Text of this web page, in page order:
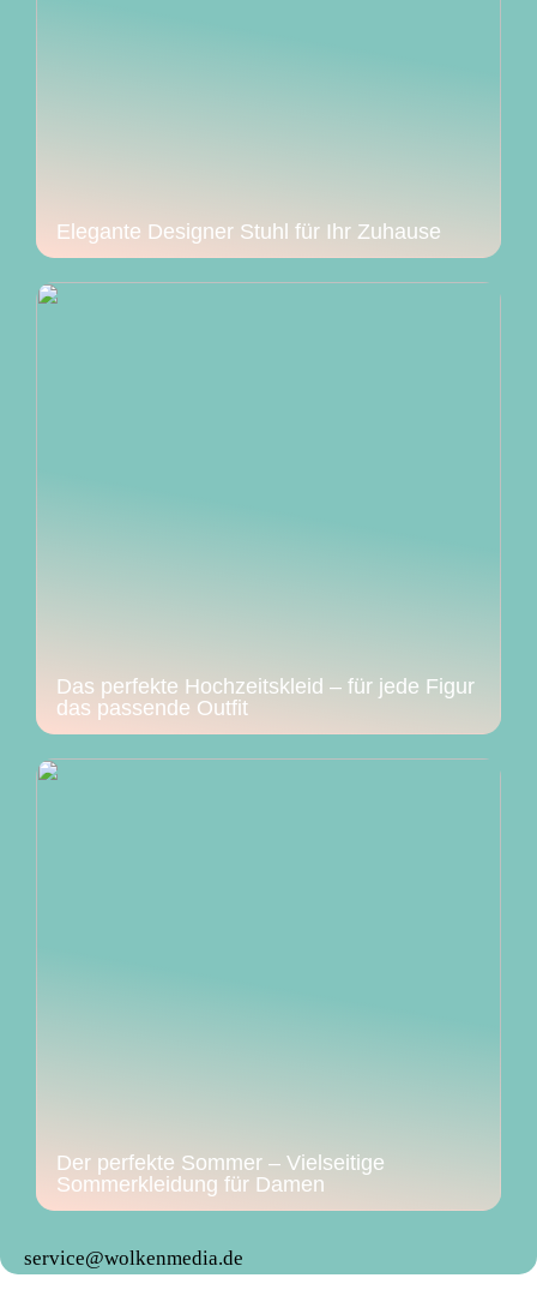
Elegante Designer Stuhl für Ihr Zuhause
Das perfekte Hochzeitskleid – für jede Figur
das passende Outfit
Der perfekte Sommer – Vielseitige
Sommerkleidung für Damen
service@wolkenmedia.de